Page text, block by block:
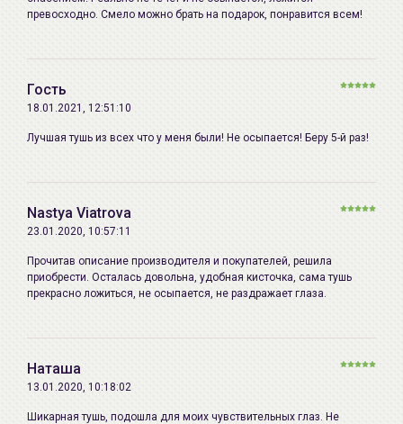
Bucheon-si, Gyeonggi-do
Импортер в
Беларусь:
ИП Мигаль Наталья Петровна,
info@allcosmetics.by,
превосходно. Смело можно брать на подарок, понравится всем!
Гость
18.01.2021, 12:51:10
Лучшая тушь из всех что у меня были! Не осыпается! Беру 5-й раз!
Nastya Viatrova
23.01.2020, 10:57:11
Прочитав описание производителя и покупателей, решила
приобрести. Осталась довольна, удобная кисточка, сама тушь
прекрасно ложиться, не осыпается, не раздражает глаза.
Наташа
13.01.2020, 10:18:02
Шикарная тушь, подошла для моих чувствительных глаз. Не